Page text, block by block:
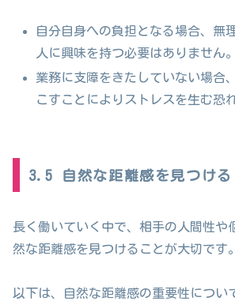
自分自身への負担となる場合、無
人に興味を持つ必要はありません。
業務に支障をきたしていない場合
こすことによりストレスを生む恐
3.5 自然な距離感を見つける
長く働いていく中で、相手の人間性や
然な距離感を見つけることが大切です。
以下は、自然な距離感の重要性につい